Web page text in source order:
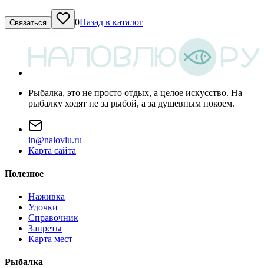
Связаться 0Назад в каталог
Рыбалка, это не просто отдых, а целое искусство. На
рыбалку ходят не за рыбой, а за душевным покоем.
in@nalovlu.ru
Карта сайта
Полезное
Наживка
Удочки
Справочник
Запреты
Карта мест
Рыбалка